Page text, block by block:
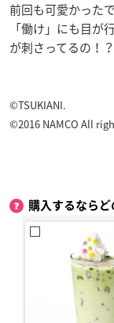
前回も可愛かった
「働け」にも目が
が刺さってるの！？
©TSUKIANI.
©2016 NAMCO All
購入するならど